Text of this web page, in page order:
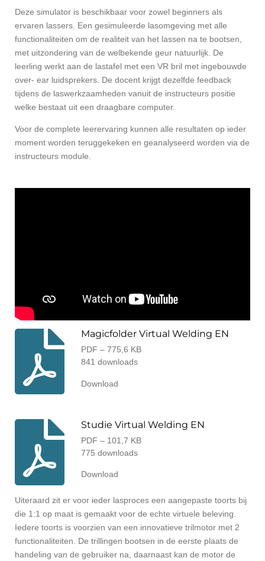
Deze simulator is beschikbaar voor zowel beginners als
ervaren lassers. Een gesimuleerde lasomgeving met alle
functionaliteiten om de realiteit van het lassen na te bootsen,
met uitzondering van de welbekende geur natuurlijk. De
leerling werkt aan de lastafel met een VR bril met ingebouwde
over- ear luidsprekers. De docent krijgt dezelfde feedback
tijdens de laswerkzaamheden vanuit de instructeurs positie
welke bestaat uit een draagbare computer.
Voor de complete leerervaring kunnen alle resultaten op ieder
moment worden teruggekeken en geanalyseerd worden via de
instructeurs module.
Magicfolder Virtual Welding EN
PDF – 775,6 KB
841 downloads
Download
Studie Virtual Welding EN
PDF – 101,7 KB
775 downloads
Download
Uiteraard zit er voor ieder lasproces een aangepaste toorts bij
die 1:1 op maat is gemaakt voor de echte virtuele beleving.
Iedere toorts is voorzien van een innovatieve trilmotor met 2
functionaliteiten. De trillingen bootsen in de eerste plaats de
handeling van de gebruiker na, daarnaast kan de motor de